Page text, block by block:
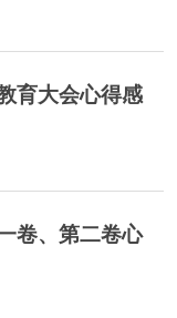
育大会心得感
卷、第二卷心